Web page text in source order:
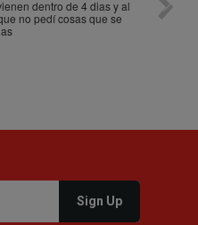
dentro de 4 dias y al
no pedí cosas que se